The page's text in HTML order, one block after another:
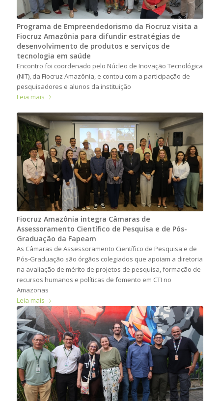
Programa de Empreendedorismo da Fiocruz visita a
Fiocruz Amazônia para difundir estratégias de
desenvolvimento de produtos e serviços de
tecnologia em saúde
Encontro foi coordenado pelo Núcleo de Inovação Tecnológica
(NIT), da Fiocruz Amazônia, e contou com a participação de
pesquisadores e alunos da instituição
Leia mais
Fiocruz Amazônia integra Câmaras de
Assessoramento Científico de Pesquisa e de Pós-
Graduação da Fapeam
As Câmaras de Assessoramento Científico de Pesquisa e de
Pós-Graduação são órgãos colegiados que apoiam a diretoria
na avaliação de mérito de projetos de pesquisa, formação de
recursos humanos e políticas de fomento em CTI no
Amazonas
Leia mais